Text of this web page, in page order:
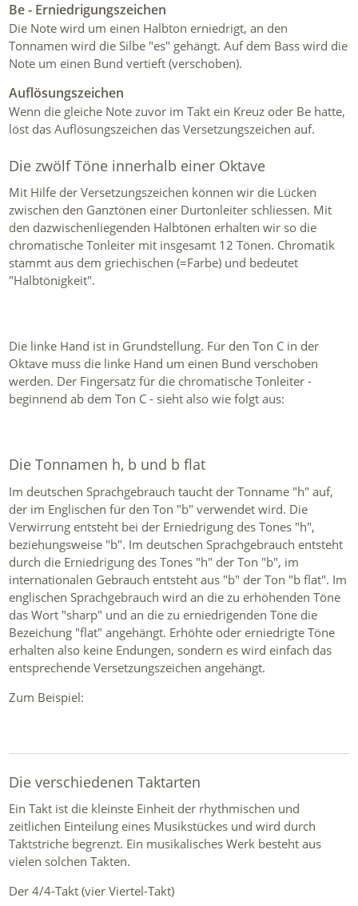
Be - Erniedrigungszeichen
Die Note wird um einen Halbton erniedrigt, an den
Tonnamen wird die Silbe "es" gehängt. Auf dem Bass wird die
Note um einen Bund vertieft (verschoben).
Auflösungszeichen
Wenn die gleiche Note zuvor im Takt ein Kreuz oder Be hatte,
löst das Auflösungszeichen das Versetzungszeichen auf.
Die zwölf Töne innerhalb einer Oktave
Mit Hilfe der Versetzungszeichen können wir die Lücken
zwischen den Ganztönen einer Durtonleiter schliessen. Mit
den dazwischenliegenden Halbtönen erhalten wir so die
chromatische Tonleiter mit insgesamt 12 Tönen. Chromatik
stammt aus dem griechischen (=Farbe) und bedeutet
"Halbtönigkeit".
Die linke Hand ist in Grundstellung. Für den Ton C in der
Oktave muss die linke Hand um einen Bund verschoben
werden. Der Fingersatz für die chromatische Tonleiter -
beginnend ab dem Ton C - sieht also wie folgt aus:
Die Tonnamen h, b und b flat
Im deutschen Sprachgebrauch taucht der Tonname "h" auf,
der im Englischen für den Ton "b" verwendet wird. Die
Verwirrung entsteht bei der Erniedrigung des Tones "h",
beziehungsweise "b". Im deutschen Sprachgebrauch entsteht
durch die Erniedrigung des Tones "h" der Ton "b", im
internationalen Gebrauch entsteht aus "b" der Ton "b flat". Im
englischen Sprachgebrauch wird an die zu erhöhenden Töne
das Wort "sharp" und an die zu erniedrigenden Töne die
Bezeichung "flat" angehängt. Erhöhte oder erniedrigte Töne
erhalten also keine Endungen, sondern es wird einfach das
entsprechende Versetzungszeichen angehängt.
Zum Beispiel:
Die verschiedenen Taktarten
Ein Takt ist die kleinste Einheit der rhythmischen und
zeitlichen Einteilung eines Musikstückes und wird durch
Taktstriche begrenzt. Ein musikalisches Werk besteht aus
vielen solchen Takten.
Der 4/4-Takt (vier Viertel-Takt)